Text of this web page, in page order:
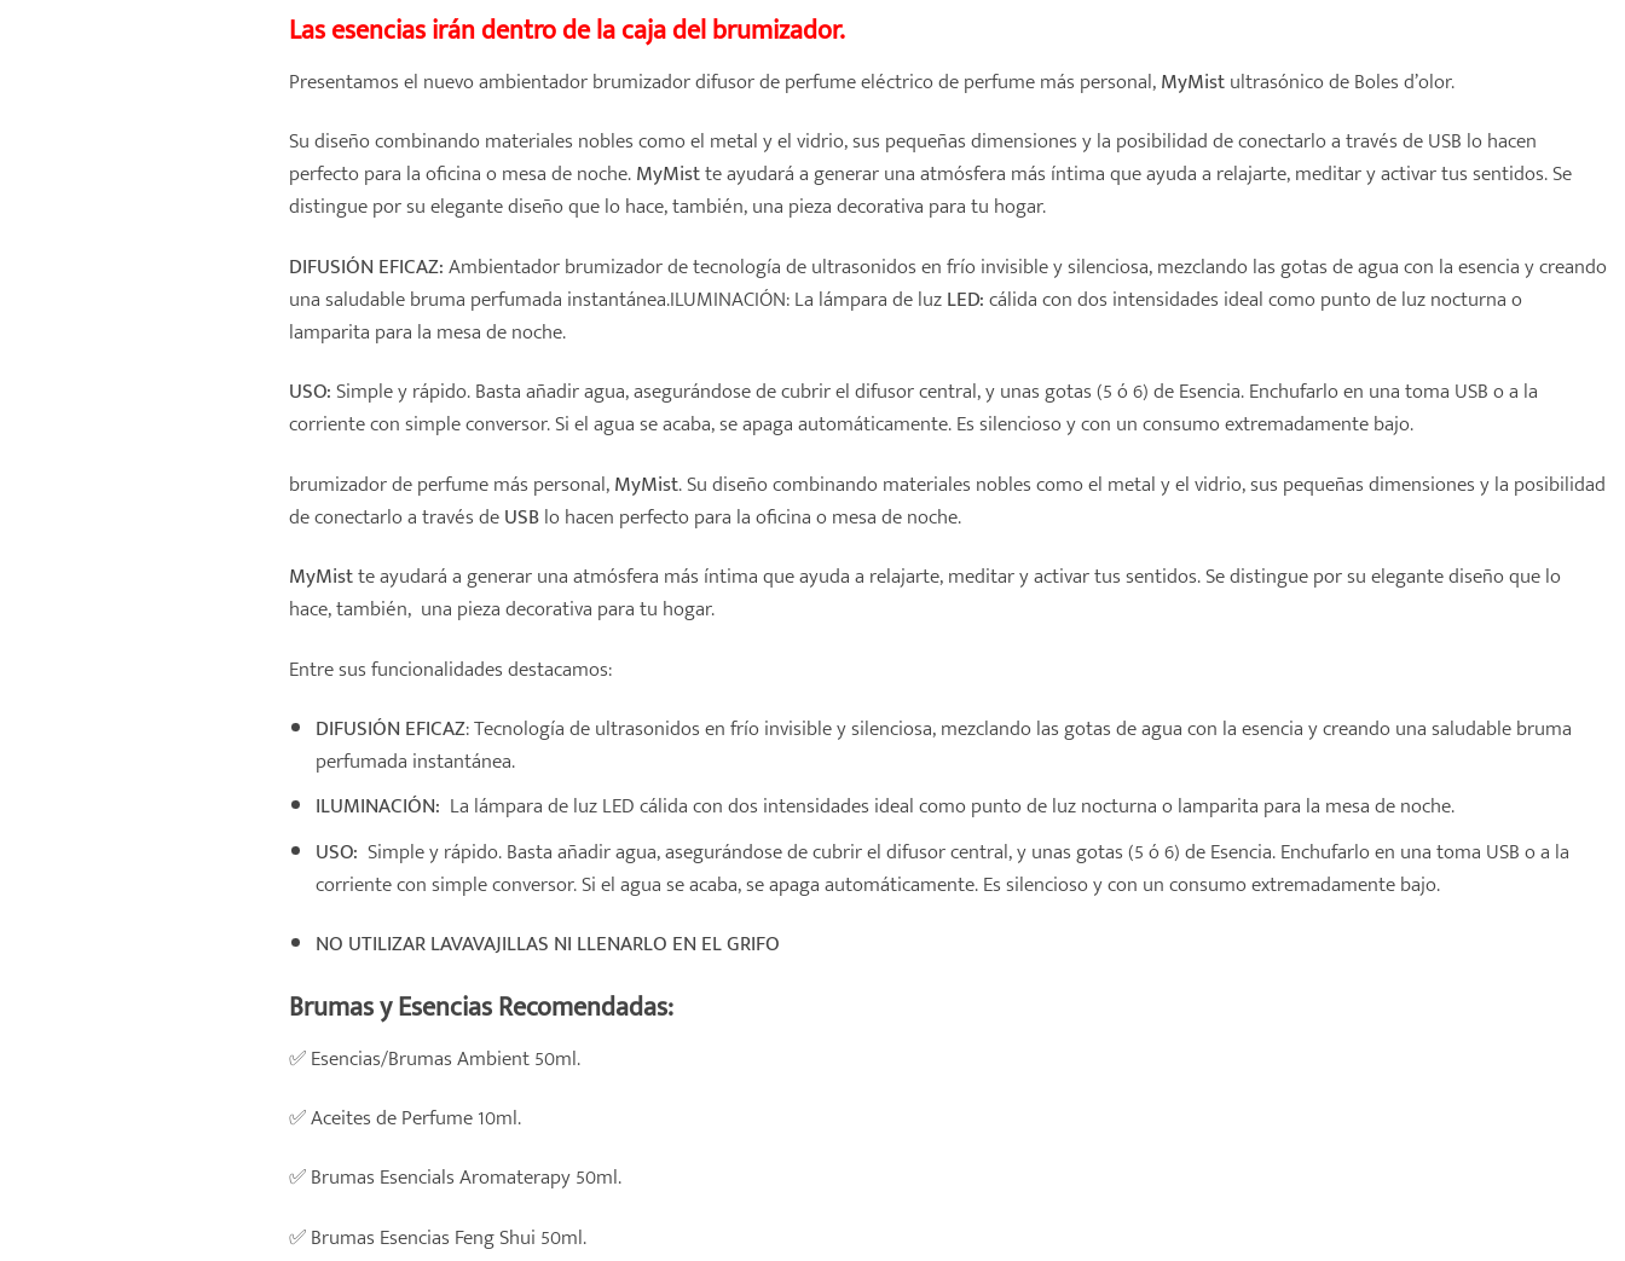
Las esencias irán dentro de la caja del brumizador.
Presentamos el nuevo ambientador brumizador difusor de perfume eléctrico de perfume más personal,MyMistultrasónicodeBoles d’olor.
Su diseño combinando materiales nobles como el metal y el vidrio, sus pequeñas dimensiones y la posibilidad de conectarlo a través de USB lo hacen
perfecto para la oficina o mesa de noche.MyMistte ayudará a generar una atmósfera más íntima que ayuda a relajarte, meditar y activar tus sentidos. Se
distingue por su elegante diseño que lo hace, también, una pieza decorativa para tu hogar.
DIFUSIÓN EFICAZ:Ambientador brumizador de tecnología de ultrasonidos en frío invisible y silenciosa, mezclando las gotas de agua con la esencia y creando
una saludable bruma perfumada instantánea.ILUMINACIÓN: La lámpara de luzLED:cálida con dos intensidades ideal como punto de luz nocturna o
lamparita para la mesa de noche.
USO:Simple y rápido. Basta añadir agua, asegurándose de cubrir el difusor central, y unas gotas (5 ó 6) de Esencia. Enchufarlo en una toma USB o a la
corriente con simple conversor. Si el agua se acaba, se apaga automáticamente. Es silencioso y con un consumo extremadamente bajo.
brumizador de perfume más personal,MyMist. Su diseño combinando materiales nobles como el metal y el vidrio, sus pequeñas dimensiones y la posibilidad
de conectarlo a través deUSBlo hacen perfecto para la oficina o mesa de noche.
MyMistte ayudará a generar una atmósfera más íntima que ayuda a relajarte, meditar y activar tus sentidos. Se distingue por su elegante diseño que lo
hace, también, una pieza decorativa para tu hogar.
Entre sus funcionalidades destacamos:
DIFUSIÓN EFICAZ: Tecnología de ultrasonidos en frío invisible y silenciosa, mezclando las gotas de agua con la esencia y creando una saludable bruma
perfumada instantánea.
ILUMINACIÓN: La lámpara de luz LED cálida con dos intensidades ideal como punto de luz nocturna o lamparita para la mesa de noche.
USO: Simple y rápido. Basta añadir agua, asegurándose de cubrir el difusor central, y unas gotas (5 ó 6) de Esencia. Enchufarlo en una toma USB o a la
corriente con simple conversor. Si el agua se acaba, se apaga automáticamente. Es silencioso y con un consumo extremadamente bajo.
NO UTILIZAR LAVAVAJILLAS NI LLENARLO EN EL GRIFO
Brumas y Esencias Recomendadas:
✅Esencias/Brumas Ambient 50ml.
✅Aceites de Perfume 10ml.
✅Brumas Esencials Aromaterapy 50ml.
✅Brumas Esencias Feng Shui 50ml.